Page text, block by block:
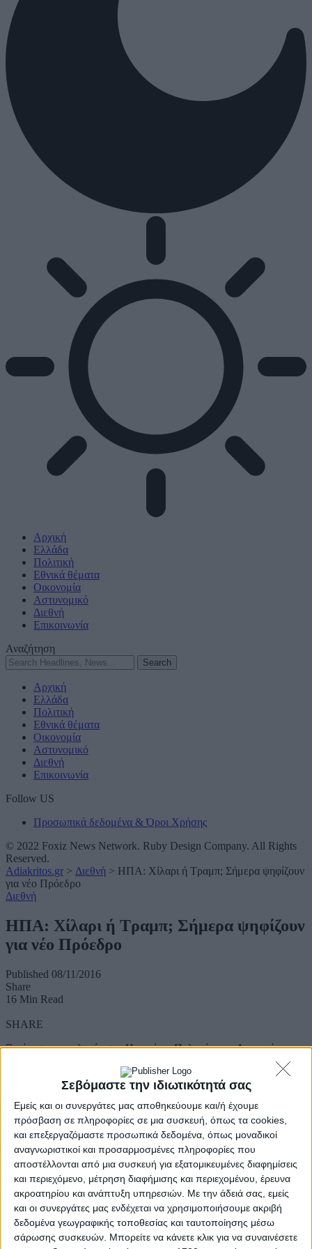
Σεβόμαστε την ιδιωτικότητά σας
Εμείς και οι συνεργάτες μας αποθηκεύουμε και/ή έχουμε
πρόσβαση σε πληροφορίες σε μια συσκευή, όπως τα cookies,
και επεξεργαζόμαστε προσωπικά δεδομένα, όπως μοναδικοί
αναγνωριστικοί και προσαρμοσμένες πληροφορίες που
αποστέλλονται από μια συσκευή για εξατομικευμένες διαφημίσεις
και περιεχόμενο, μέτρηση διαφήμισης και περιεχομένου, έρευνα
ακροατηρίου και ανάπτυξη υπηρεσιών. Με την άδειά σας, εμείς
και οι συνεργάτες μας ενδέχεται να χρησιμοποιήσουμε ακριβή
δεδομένα γεωγραφικής τοποθεσίας και ταυτοποίησης μέσω
σάρωσης συσκευών. Μπορείτε να κάνετε κλικ για να συναινέσετε
Αρχική
Ελλάδα
Πολιτική
Εθνικά θέματα
Οικονομία
Αστυνομικό
Διεθνή
Επικοινωνία
Αναζήτηση
Αρχική
Ελλάδα
Πολιτική
Εθνικά θέματα
Οικονομία
Αστυνομικό
Διεθνή
Επικοινωνία
Follow US
Προσωπικά δεδομένα & Όροι Χρήσης
© 2022 Foxiz News Network. Ruby Design Company. All Rights
Reserved.
Adiakritos.gr > Διεθνή > ΗΠΑ: Χίλαρι ή Τραμπ; Σήμερα ψηφίζουν
για νέο Πρόεδρο
Διεθνή
ΗΠΑ: Χίλαρι ή Τραμπ; Σήμερα ψηφίζουν
για νέο Πρόεδρο
Published 08/11/2016
Share
16 Min Read
SHARE
Ξεκίνησαν οι εκλογές στιςΗνωμένες Πολιτείες της Αμερικής και
αντιμέτωπη με τον Ντόναλντ Τραμπ, τον δισεκατομμυριούχο που
διεκδικεί την προεδρία της χώρας εκ μέρους των Ρεπουμπλικανών.
Ουσιαστικά οι εκλογές ξεκινούν στις 13:00 με 14:00 στις αχανείς
ΗΠΑ με τις διαφορετικές ζώνες ώρες, όταν και θα ανοίξουν οι
κάλπες στις περισσότερες πολιτείες για να προσέλθουν πάνω από
120 εκατομμύρια Αμερικανοί πολίτες.
Η διαδικασία αναμένεται να ολοκληρωθεί στις 04:00 τα
ξημερώματα της Τετάρτης, όταν κλείσουν οι κάλπες και στις
τελευταίες πολιτείες της Αϊόβα και της Βόρειας Ντακότα.